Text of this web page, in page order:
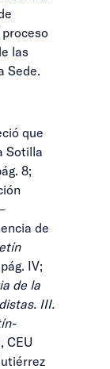
las
Sede.
que
Sotilla
8;
de
IV;
de la
III.
CEU